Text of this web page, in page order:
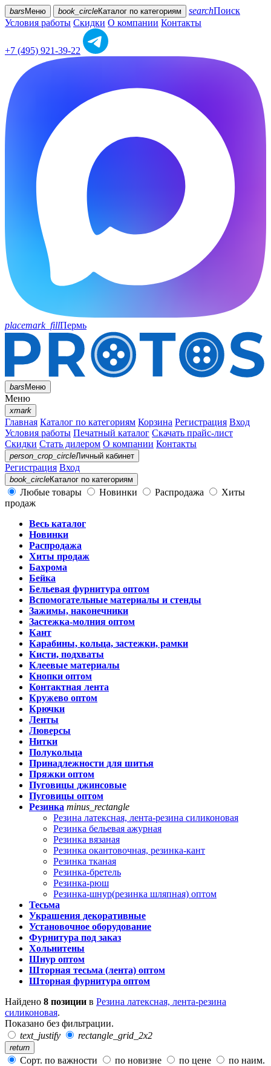
bars Меню book_circleКаталог по категориям searchПоиск
Условия работы Скидки О компании Контакты
+7 (495) 921-39-22
placemark_fillПермь
barsМеню
Меню
xmark
Главная Каталог по категориям Корзина Регистрация Вход
Условия работы Печатный каталог Скачать прайс-лист
Скидки Стать дилером О компании Контакты
person_crop_circleЛичный кабинет
Регистрация Вход
book_circleКаталог по категориям
Любые товары Новинки Распродажа
Хиты
продаж
Весь каталог
Новинки
Распродажа
Хиты продаж
Бахрома
Бейка
Бельевая фурнитура оптом
Вспомогательные материалы и стенды
Зажимы, наконечники
Застежка-молния оптом
Кант
Карабины, кольца, застежки, рамки
Кисти, подхваты
Клеевые материалы
Кнопки оптом
Контактная лента
Кружево оптом
Крючки
Ленты
Люверсы
Нитки
Полукольца
Принадлежности для шитья
Пряжки оптом
Пуговицы джинсовые
Пуговицы оптом
Резинка minus_rectangle
Резина латексная, лента-резина силиконовая
Резинка бельевая ажурная
Резинка вязаная
Резинка окантовочная, резинка-кант
Резинка тканая
Резинка-бретель
Резинка-рюш
Резинка-шнур(резинка шляпная) оптом
Тесьма
Украшения декоративные
Установочное оборудование
Фурнитура под заказ
Хольнитены
Шнур оптом
Шторная тесьма (лента) оптом
Шторная фурнитура оптом
Найдено 8 позиции в Резина латексная, лента-резина
силиконовая.
Показано без фильтрации.
text_justify
rectangle_grid_2x2
return
Сорт. по важности по новизне по цене
по наим.